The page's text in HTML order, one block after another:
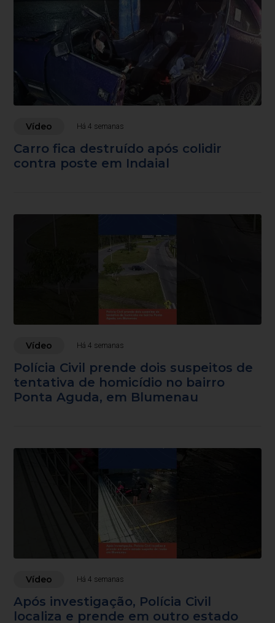
Vídeo Há 4 semanas
Carro fica destruído após colidir
contra poste em Indaial
Vídeo Há 4 semanas
Polícia Civil prende dois suspeitos de
tentativa de homicídio no bairro
Ponta Aguda, em Blumenau
Vídeo Há 4 semanas
Após investigação, Polícia Civil
localiza e prende em outro estado